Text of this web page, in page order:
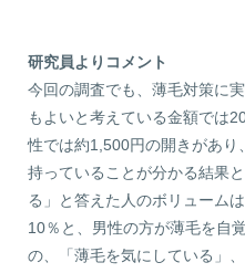
研究員よりコメント
今回の調査でも、薄毛対策に
もよいと考えている金額では
性では約1,500円の開きがあ
持っていることが分かる結果
る」と答えた人のボリューム
10％と、男性の方が薄毛を自
の、「薄毛を気にしている」